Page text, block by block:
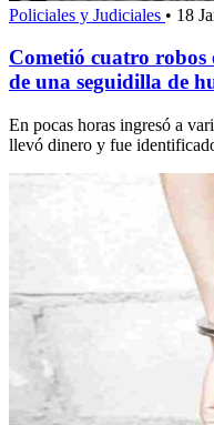
Policiales y Judiciales • 18
Cometió cuatro
de una seguidilla de
En pocas horas ingresó a
llevó dinero y fue